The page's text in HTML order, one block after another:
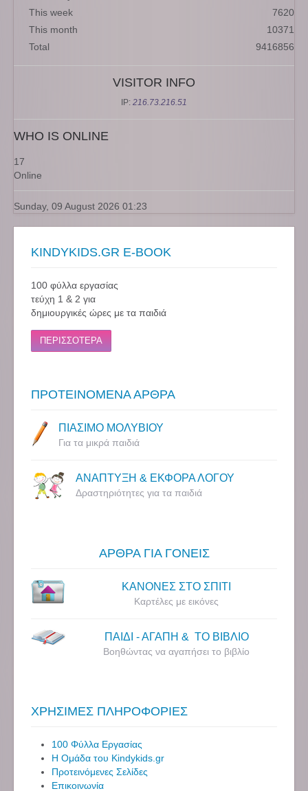
This week
7620
This month
10371
Total
9416856
VISITOR INFO
IP: 216.73.216.51
WHO IS ONLINE
17
Online
Sunday, 09 August 2026 01:23
KINDYKIDS.GR E-BOOK
100 φύλλα εργασίας
τεύχη 1 & 2 για
δημιουργικές ώρες με τα παιδιά
ΠΕΡΙΣΣΟΤΕΡΑ
ΠΡΟΤΕΙΝΟΜΕΝΑ ΑΡΘΡΑ
ΠΙΑΣΙΜΟ ΜΟΛΥΒΙΟΥ
Για τα μικρά παιδιά
ΑΝΑΠΤΥΞΗ & ΕΚΦΟΡΑ ΛΟΓΟΥ
Δραστηριότητες για τα παιδιά
ΑΡΘΡΑ ΓΙΑ ΓΟΝΕΙΣ
ΚΑΝΟΝΕΣ ΣΤΟ ΣΠΙΤΙ
Καρτέλες με εικόνες
ΠΑΙΔΙ - ΑΓΑΠΗ & ΤΟ ΒΙΒΛΙΟ
Βοηθώντας να αγαπήσει το βιβλίο
ΧΡΗΣΙΜΕΣ ΠΛΗΡΟΦΟΡΙΕΣ
100 Φύλλα Εργασίας
Η Ομάδα του Kindykids.gr
Προτεινόμενες Σελίδες
Επικοινωνία